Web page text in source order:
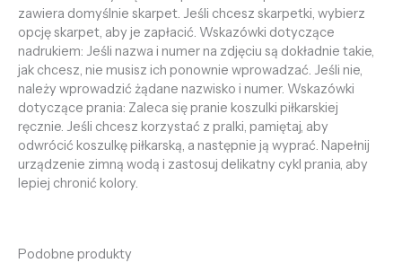
zawiera domyślnie skarpet. Jeśli chcesz skarpetki, wybierz
opcję skarpet, aby je zapłacić. Wskazówki dotyczące
nadrukiem: Jeśli nazwa i numer na zdjęciu są dokładnie takie,
jak chcesz, nie musisz ich ponownie wprowadzać. Jeśli nie,
należy wprowadzić żądane nazwisko i numer. Wskazówki
dotyczące prania: Zaleca się pranie koszulki piłkarskiej
ręcznie. Jeśli chcesz korzystać z pralki, pamiętaj, aby
odwrócić koszulkę piłkarską, a następnie ją wyprać. Napełnij
urządzenie zimną wodą i zastosuj delikatny cykl prania, aby
lepiej chronić kolory.
Podobne produkty